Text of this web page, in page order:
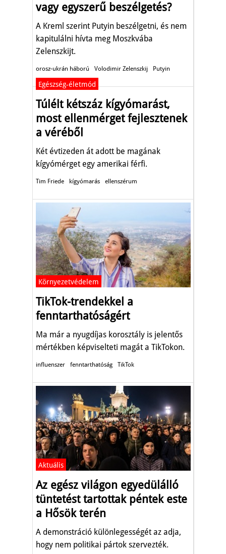
vagy egyszerű beszélgetés?
A Kreml szerint Putyin beszélgetni, és nem
kapitulálni hívta meg Moszkvába
Zelenszkijt.
orosz-ukrán háború Volodimir Zelenszkij Putyin
Egészség-életmód
Túlélt kétszáz kígyómarást,
most ellenmérget fejlesztenek
a véréből
Két évtizeden át adott be magának
kígyómérget egy amerikai férfi.
Tim Friede kígyómarás ellenszérum
Környezetvédelem
TikTok-trendekkel a
fenntarthatóságért
Ma már a nyugdíjas korosztály is jelentős
mértékben képviselteti magát a TikTokon.
influenszer fenntarthatóság TikTok
Aktuális
Az egész világon egyedülálló
tüntetést tartottak péntek este
a Hősök terén
A demonstráció különlegességét az adja,
hogy nem politikai pártok szervezték.